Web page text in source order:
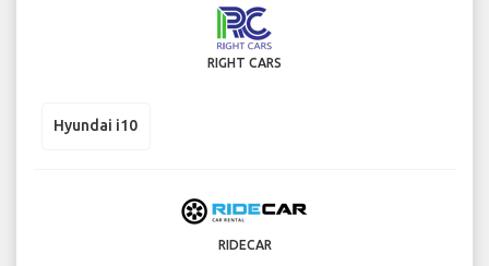
RIGHT CARS
Hyundai i10
RIDECAR